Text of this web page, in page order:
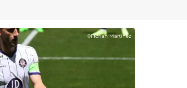
©Florian Martinez